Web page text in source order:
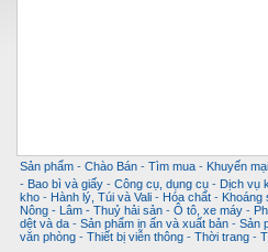
Sản phẩm - Chào Bán - Tìm mua - Khuyến mại
- Bao bì và giấy - Công cụ, dụng cụ - Dịch vụ
kho - Hành lý, Túi và Vali - Hóa chất - Khoáng
Nông - Lâm - Thuỷ hải sản - Ô tô, xe máy -
dệt và da - Sản phẩm in ấn và xuất bản - Sản
văn phòng - Thiết bị viễn thông - Thời trang -